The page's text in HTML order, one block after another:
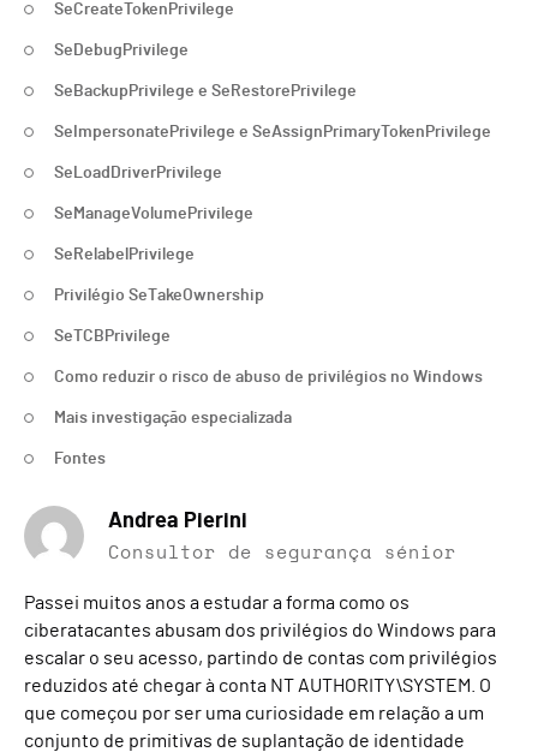
SeCreateTokenPrivilege
SeDebugPrivilege
SeBackupPrivilege e SeRestorePrivilege
SeImpersonatePrivilege e SeAssignPrimaryTokenPrivilege
SeLoadDriverPrivilege
SeManageVolumePrivilege
SeRelabelPrivilege
Privilégio SeTakeOwnership
SeTCBPrivilege
Como reduzir o risco de abuso de privilégios no Windows
Mais investigação especializada
Fontes
Andrea Pierini
Consultor de segurança sénior
Passei muitos anos a estudar a forma como os
ciberatacantes abusam dos privilégios do Windows para
escalar o seu acesso, partindo de contas com privilégios
reduzidos até chegar à conta NT AUTHORITY\SYSTEM. O
que começou por ser uma curiosidade em relação a um
conjunto de primitivas de suplantação de identidade